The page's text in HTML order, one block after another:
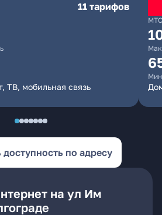
11 тарифов
ТВ, мобильная связь
МТС
по адресу
на ул Им